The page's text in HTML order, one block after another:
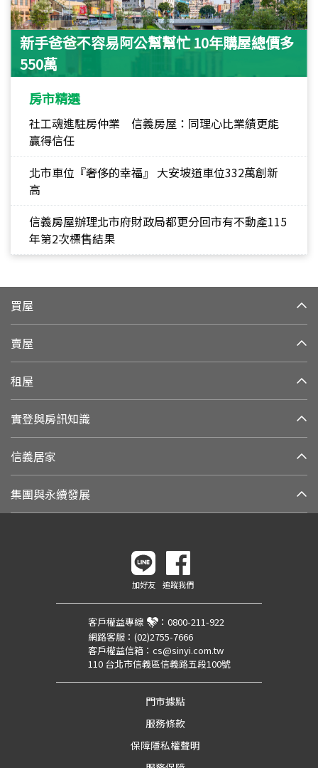
新手爸爸不容易阿公幫幫忙 10年購屋總價多
550萬
房市精選
社工魂進駐房仲業 信義房屋：同理心比業績更能
贏得信任
北市車位『奢侈的幸福』 大安坡道車位332萬創新
高
信義房屋辦理北市府財政局都更分回市有不動產115
年第2次標售結果
買屋
賣屋
租屋
實登與房訊知識
信義居家
集團與永續發展
加好友 追蹤我們
客戶權益專線 ： 0800-211-922
網路客服： (02)2755-7666
客戶權益信箱： cs@sinyi.com.tw
110 台北市信義區信義路五段100號
門市據點
服務條款
保障隱私權聲明